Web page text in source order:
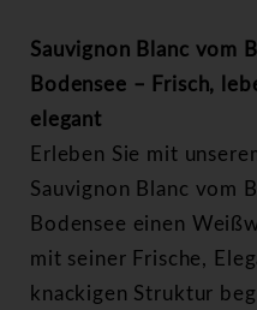
Sauvignon Blanc vom
Bodensee – Frisch,
elegant
Erleben Sie mit
Sauvignon Blanc vom
Bodensee einen
mit seiner Frische,
knackigen Struktur